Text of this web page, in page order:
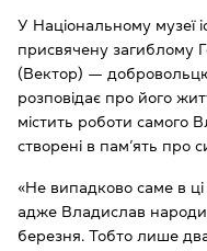
У Національному музеї
присвячену загиблому
(Вектор) —
розповідає про його
містить роботи самого
створені в пам’ять про
«Не випадково саме в
адже Владислав
березня. Тобто лише